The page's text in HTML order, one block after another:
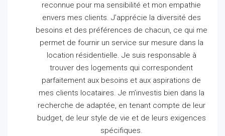
reconnue pour ma sensibilité et mon empathie
envers mes clients. J’apprécie la diversité des
besoins et des préférences de chacun, ce qui me
permet de fournir un service sur mesure dans la
location résidentielle. Je suis responsable à
trouver des logements qui correspondent
parfaitement aux besoins et aux aspirations de
mes clients locataires. Je m’investis bien dans la
recherche de adaptée, en tenant compte de leur
budget, de leur style de vie et de leurs exigences
spécifiques.